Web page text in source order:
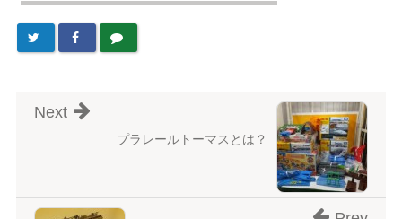
プラレールトーマスとは？
Next